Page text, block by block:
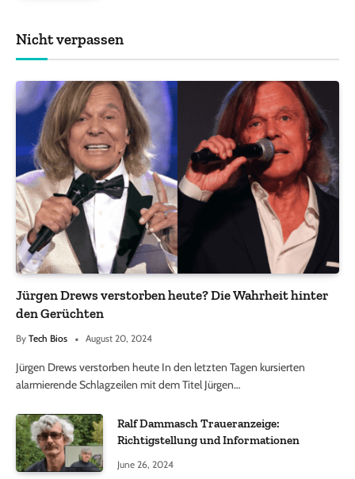
Nicht verpassen
Jürgen Drews verstorben heute? Die Wahrheit hinter
den Gerüchten
By Tech Bios August 20, 2024
Jürgen Drews verstorben heute In den letzten Tagen kursierten
alarmierende Schlagzeilen mit dem Titel Jürgen…
Ralf Dammasch Traueranzeige:
Richtigstellung und Informationen
June 26, 2024